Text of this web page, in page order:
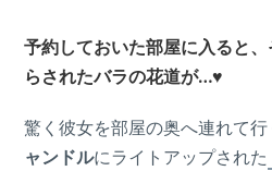
予約しておいた部屋に入ると
らされたバラの花道が…♥
驚く彼女を部屋の奥へ連れて
ャンドルにライトアップされた